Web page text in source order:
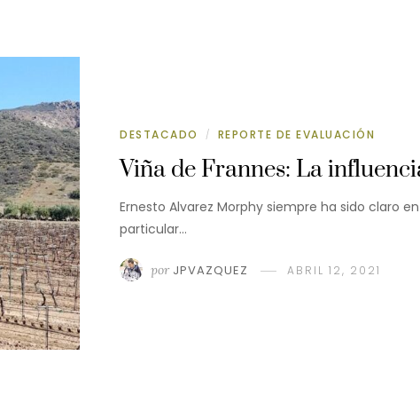
DESTACADO / REPORTE DE EVALUACIÓN
Viña de Frannes: La
Ernesto Alvarez Morphy siempre ha sido claro
particular…
por JPVAZQUEZ ABRIL 12, 2021